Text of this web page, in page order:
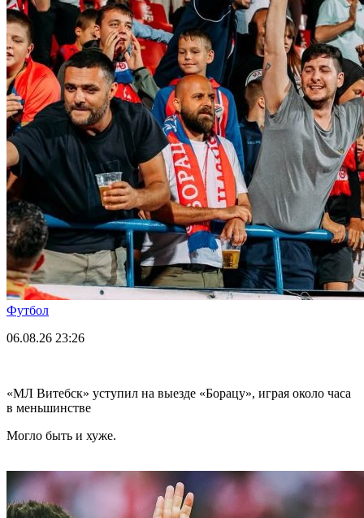
Футбол
06.08.26 23:26
«МЛ Витебск» уступил на выезде «Борацу», играя около часа
в меньшинстве
Могло быть и хуже.